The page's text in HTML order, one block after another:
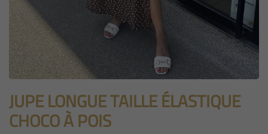
JUPE LONGUE TAILLE ÉLASTIQUE
CHOCO À POIS